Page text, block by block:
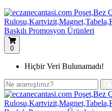
0
Hiçbir Veri Bulunamadı!